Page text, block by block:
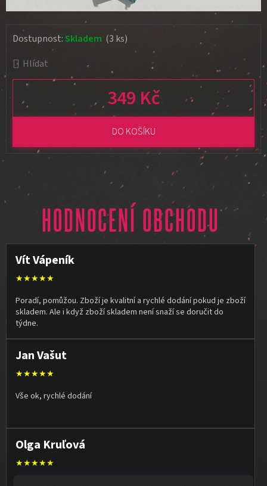
Hlídat
349 Kč
Měrná cena:
DO KOŠÍKU
Dostupnost:Skladem (3 ks)
HODNOCENÍ OBCHODU
Vít Vápeník
★★★★★
Poradí, pomůžou. Zboží je kvalitní a rychlé dodání pokud je zboží
skladem. Ale i když zboží skladem není snaží se doručit do
týdne.
Jan Vašut
★★★★★
Vše ok, rychlé dodání
Olga Kruľová
★★★★★